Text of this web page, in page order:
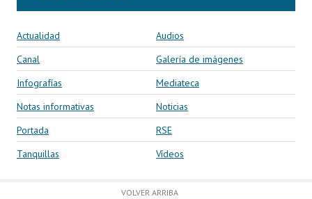
Actualidad
Audios
Canal
Galería de imágenes
Infografías
Mediateca
Notas informativas
Noticias
Portada
RSE
Tanquillas
Vídeos
VOLVER ARRIBA